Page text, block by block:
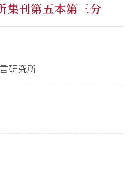
集刊第五本第三分
研究所